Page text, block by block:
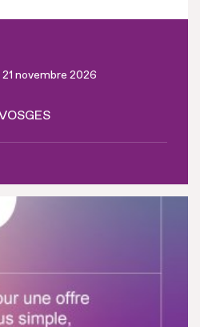
novembre 2026